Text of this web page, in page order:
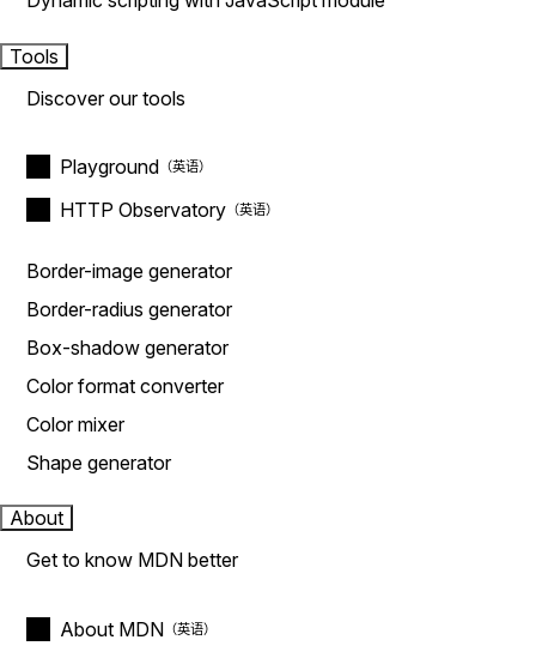
Tools
Discover our tools
Playground
HTTP Observatory
Border-image generator
Border-radius generator
Box-shadow generator
Color format converter
Color mixer
Shape generator
About
Get to know MDN better
About MDN